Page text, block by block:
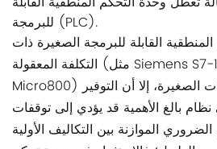
للبرمجة (PLC).
القابلة للبرمجة الصغيرة ذات
التكلفة المعقولة (مثل Siemens S7-1200 و Allen-Bradley
Micro800) تُعدّ خيارًا ممتازًا للتطبيقات الصغيرة، إلا أن التوفير
بالغ الأهمية قد يؤدي إلى توقفات
الموازنة بين التكاليف الأولية